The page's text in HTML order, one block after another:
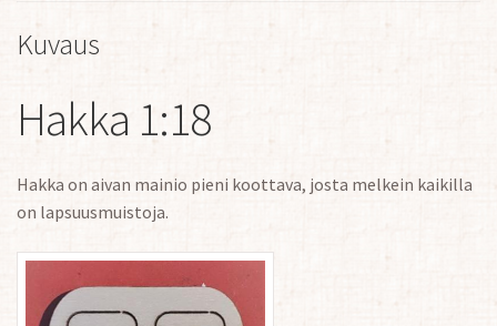
Kuvaus
Hakka 1:18
Hakka on aivan mainio pieni koottava, josta melkein kaikilla
on lapsuusmuistoja.